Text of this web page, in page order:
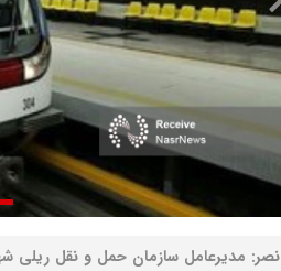
نصر: مدیرعامل سازمان حمل و نقل ریلی